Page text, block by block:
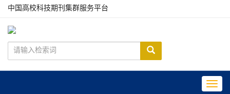
中国高校科技期刊集群服务平台